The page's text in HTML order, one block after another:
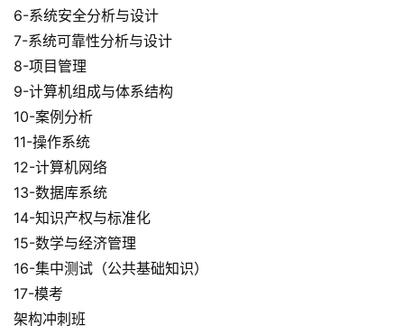
母
婴
早
教
A
I
教
程
源
初
中
6-系统安全分析与设计
7-系统可靠性分析与设计
8-项目管理
9-计算机组成与体系结构
10-案例分析
11-操作系统
12-计算机网络
13-数据库系统
14-知识产权与标准化
15-数学与经济管理
16-集中测试（公共基础知识）
17-模考
架构冲刺班